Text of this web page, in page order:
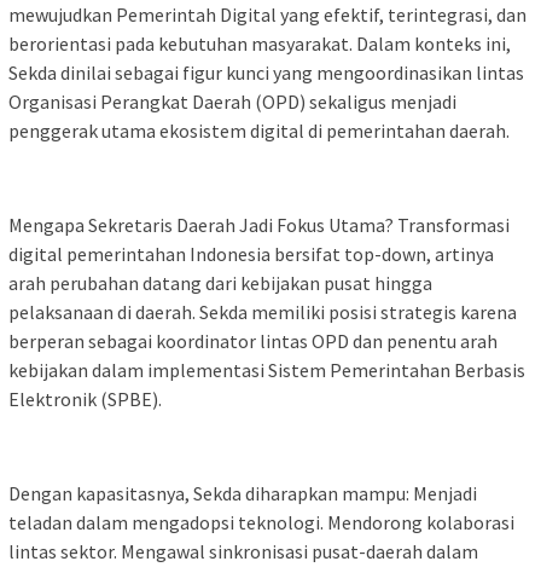
mewujudkan Pemerintah Digital yang efektif, terintegrasi, dan
berorientasi pada kebutuhan masyarakat. Dalam konteks ini,
Sekda dinilai sebagai figur kunci yang mengoordinasikan lintas
Organisasi Perangkat Daerah (OPD) sekaligus menjadi
penggerak utama ekosistem digital di pemerintahan daerah.
Mengapa Sekretaris Daerah Jadi Fokus Utama? Transformasi
digital pemerintahan Indonesia bersifat top-down, artinya
arah perubahan datang dari kebijakan pusat hingga
pelaksanaan di daerah. Sekda memiliki posisi strategis karena
berperan sebagai koordinator lintas OPD dan penentu arah
kebijakan dalam implementasi Sistem Pemerintahan Berbasis
Elektronik (SPBE).
Dengan kapasitasnya, Sekda diharapkan mampu: Menjadi
teladan dalam mengadopsi teknologi. Mendorong kolaborasi
lintas sektor. Mengawal sinkronisasi pusat-daerah dalam